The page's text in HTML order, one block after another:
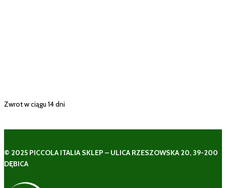
Zwrot w ciągu 14 dni
© 2025 PICCOLA ITALIA SKLEP – ULICA RZESZOWSKA 20, 39-200
DĘBICA